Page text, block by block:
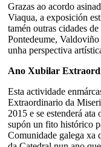
Grazas ao acordo
Viaqua, a exposición
tamén outras cidades
Pontedeume,
unha perspectiva
Ano Xubilar
Esta actividade
Extraordinario da
2015 e se estenderá
supón un fito histórico
Comunidade galega xa